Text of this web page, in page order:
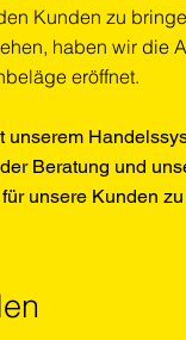
Kunden zu
haben wir die
eröffnet.
unserem
Beratung und
unsere Kunden